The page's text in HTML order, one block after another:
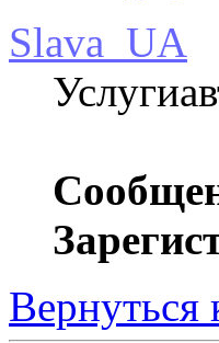
Slava_UA
Вернуться